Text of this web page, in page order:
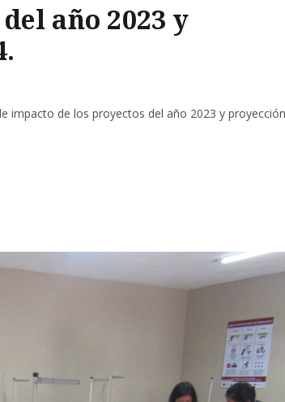
año 2023 y
impacto de los proyectos del año 2023 y